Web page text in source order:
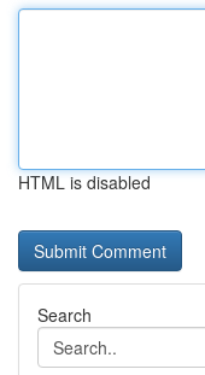
HTML is disabled
Search